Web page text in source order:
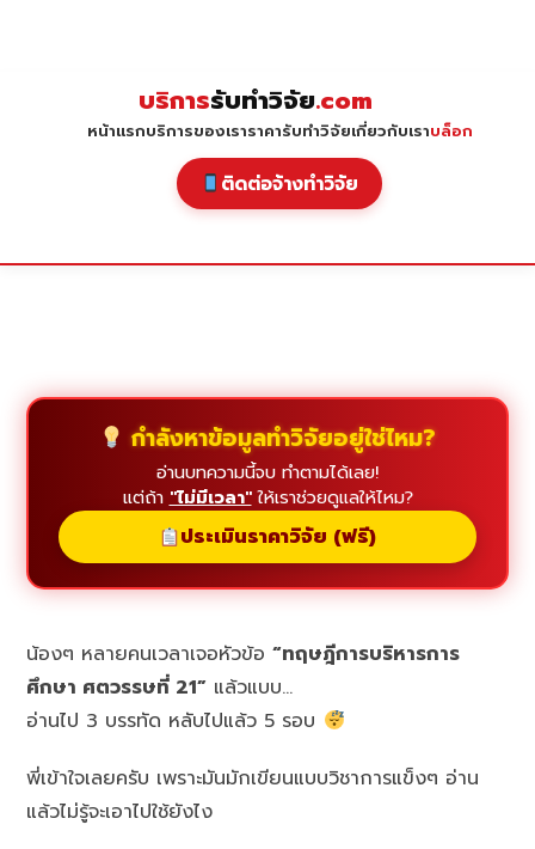
บริการรับทำวิจัย.com
หน้าแรกบริการของเราราคารับทำวิจัยเกี่ยวกับเราบล็อก
ติดต่อจ้างทำวิจัย
กำลังหาข้อมูลทำวิจัยอยู่ใช่ไหม?
อ่านบทความนี้จบ ทำตามได้เลย!
แต่ถ้า "ไม่มีเวลา"ให้เราช่วยดูแลให้ไหม?
ประเมินราคาวิจัย (ฟรี)
น้องๆ หลายคนเวลาเจอหัวข้อ“ทฤษฎีการบริหารการ
ศึกษา ศตวรรษที่ 21” แล้วแบบ…
อ่านไป 3 บรรทัด หลับไปแล้ว 5 รอบ
พี่เข้าใจเลยครับ เพราะมันมักเขียนแบบวิชาการแข็งๆ อ่าน
แล้วไม่รู้จะเอาไปใช้ยังไง